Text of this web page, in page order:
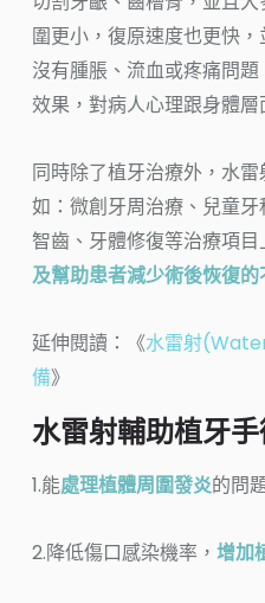
圍更小，復原速度也更快
沒有腫脹、流血或疼痛問
效果，對病人心理跟身體層
同時除了植牙治療外，水
如：微創牙周治療、兒童
智齒、牙體修復等治療項目
及幫助患者減少術後恢復的
延伸閱讀：《水雷射
備》
水雷射輔助植牙
1.能處理植體周圍發炎的問
2.降低傷口感染機率， 增加